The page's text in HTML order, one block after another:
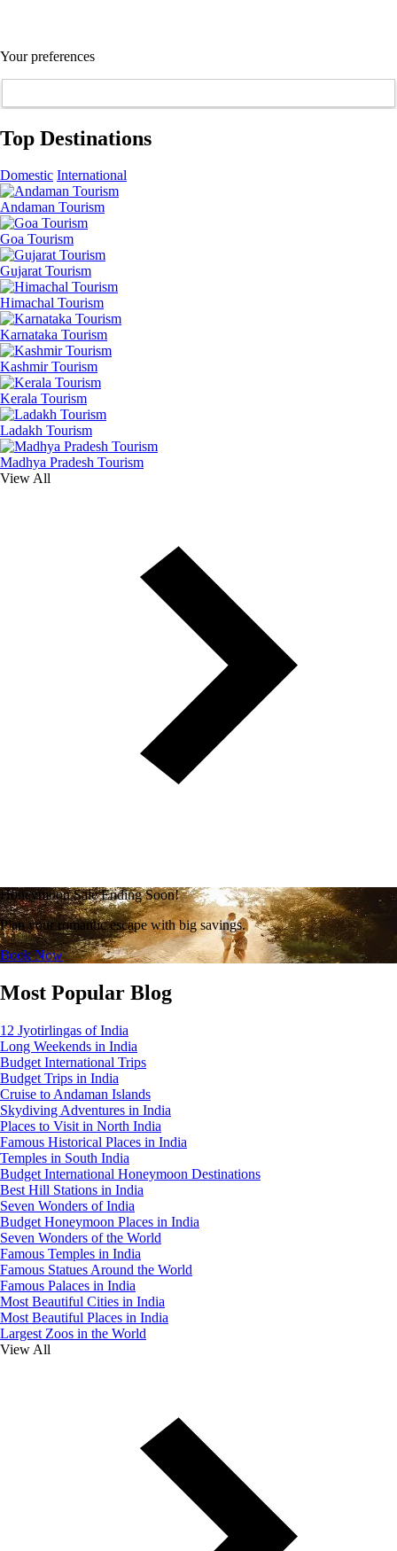
Your preferences
Top Destinations
Domestic International
Andaman Tourism
Goa Tourism
Gujarat Tourism
Himachal Tourism
Karnataka Tourism
Kashmir Tourism
Kerala Tourism
Ladakh Tourism
Madhya Pradesh Tourism
View All
Honeymoon Sale Ending Soon!
Plan your romantic escape with big savings.
Book Now
Most Popular Blog
12 Jyotirlingas of India
Long Weekends in India
Budget International Trips
Budget Trips in India
Cruise to Andaman Islands
Skydiving Adventures in India
Places to Visit in North India
Famous Historical Places in India
Temples in South India
Budget International Honeymoon Destinations
Best Hill Stations in India
Seven Wonders of India
Budget Honeymoon Places in India
Seven Wonders of the World
Famous Temples in India
Famous Statues Around the World
Famous Palaces in India
Most Beautiful Cities in India
Most Beautiful Places in India
Largest Zoos in the World
View All